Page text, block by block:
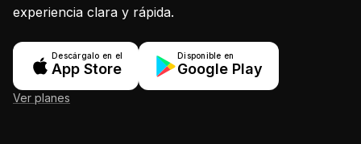
experiencia clara y rápida.
Descárgalo en el
App Store
Disponible en
Google Play
Ver planes